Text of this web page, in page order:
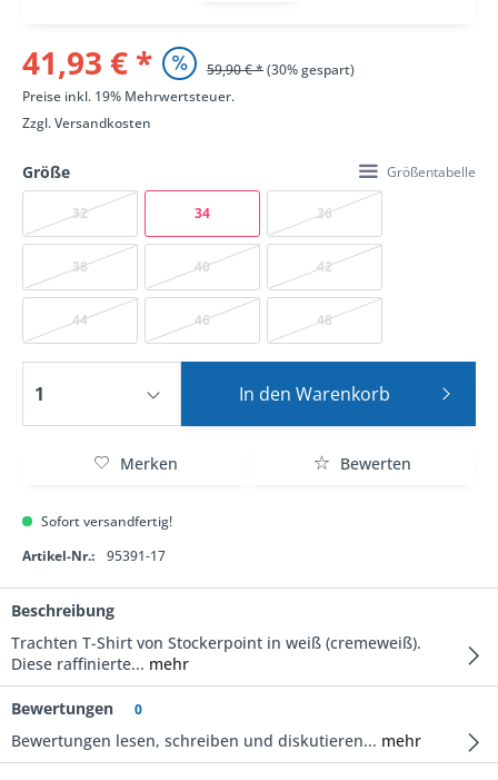
41,93 € * 59,90 € *(30% gespart)
Preise inkl. 19% Mehrwertsteuer.
Zzgl.Versandkosten
Größe Größentabelle
32 34 36
38 40 42
44 46 48
In den Warenkorb
Merken Bewerten
Sofort versandfertig!
Artikel-Nr.:
95391-17
Beschreibung
Trachten T-Shirt von Stockerpoint in weiß (cremeweiß).
Diese raffinierte... mehr
Bewertungen 0
Bewertungen lesen, schreiben und diskutieren... mehr